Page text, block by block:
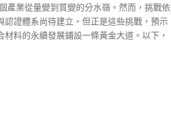
產業從量變到質變的分水嶺。然而，挑戰依
證體系尚待建立。但正是這些挑戰，預示
料的永續發展鋪設一條黃金大道。以下，